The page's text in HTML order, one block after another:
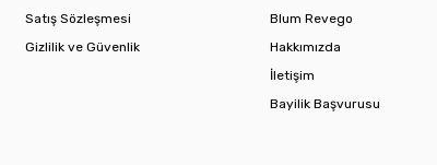
Satış Sözleşmesi
Gizlilik ve Güvenlik
Blum Revego
Hakkımızda
İletişim
Bayilik Başvurusu